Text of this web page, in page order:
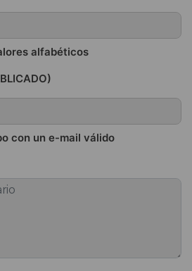
alfabéticos
con un e-mail válido